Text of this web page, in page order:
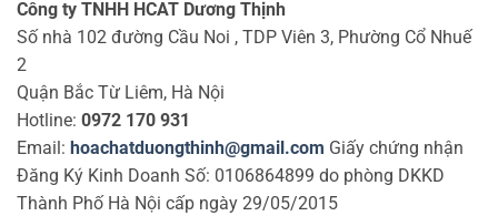
Công ty TNHH HCAT Dương Thịnh
Số nhà 102 đường Cầu Noi , TDP Viên 3, Phường Cổ Nhuế
2
Quận Bắc Từ Liêm, Hà Nội
Hotline: 0972 170 931
Email: hoachatduongthinh@gmail.com Giấy chứng nhận
Đăng Ký Kinh Doanh Số: 0106864899 do phòng DKKD
Thành Phố Hà Nội cấp ngày 29/05/2015